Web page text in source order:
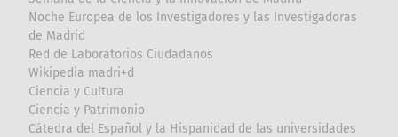
Noche Europea de los Investigadores y las Investigadoras
de Madrid
Red de Laboratorios Ciudadanos
Wikipedia madri+d
Ciencia y Cultura
Ciencia y Patrimonio
Cátedra del Español y la Hispanidad de las universidades